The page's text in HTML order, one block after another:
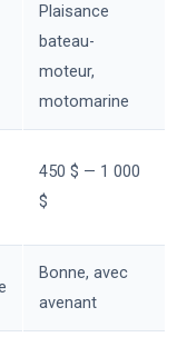
Plaisance
bateau-
moteur,
motomarine
450 $ — 1 000
$
Bonne, avec
avenant